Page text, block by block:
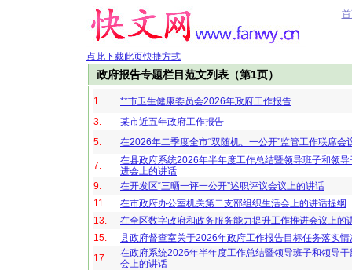
点此下载此页快捷方式
政府报告专题栏目范文列表（第1页）
1.
**市卫生健康委员会2026年政府工作报告
3.
某市近五年政府工作报告
5.
在2026年二季度全市“双随机、一公开”监管工作联席会
7.
在县政府系统2026年半年度工作总结暨领导班子和领
进会上的讲话
9.
在开发区“三晒一评一公开”述职评议会议上的讲话
11.
在市政府办公室机关第二支部组织生活会上的讲话提纲
13.
在全区数字政府和政务服务能力提升工作推进会议上的
15.
县政府督查室关于2026年政府工作报告目标任务落实情
17.
在政府系统2026年半年度工作总结暨领导班子和领导
会上的讲话